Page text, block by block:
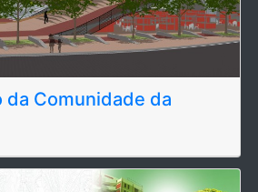
da Comunidade da